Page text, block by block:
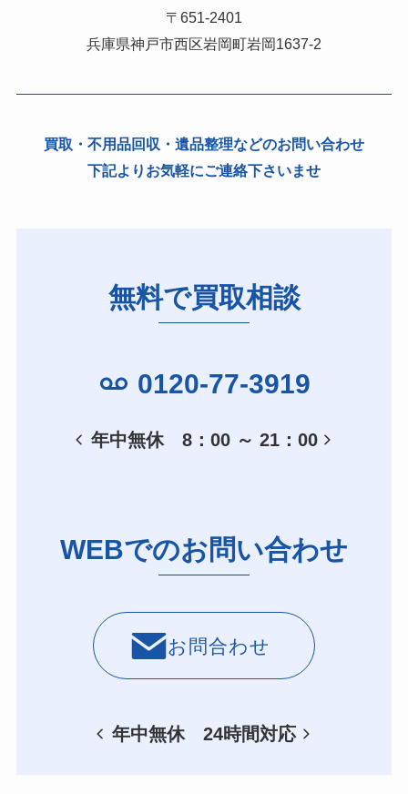
〒651-2401
兵庫県神戸市西区岩岡町岩岡1637-2
買取・不用品回収・遺品整理などのお問い合わせ
下記よりお気軽にご連絡下さいませ
無料で買取相談
0120-77-3919
年中無休 8：00 ～ 21：00
WEBでのお問い合わせ
お問合わせ
年中無休 24時間対応